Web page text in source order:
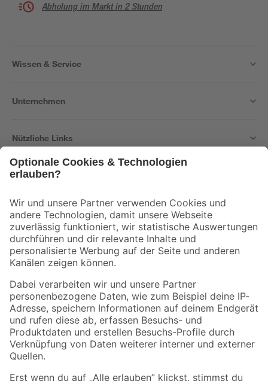
Abholung im Markt in 2 Stunden
Wissen & Service
Unternehmen
Nützliche Links
Der toom Newsletter: Keine Angebote und Aktionen mehr verpassen!
Zur Newsletter Anmeldung
Folge uns
Zahlungsarten Versandarten
Sicher einkaufen